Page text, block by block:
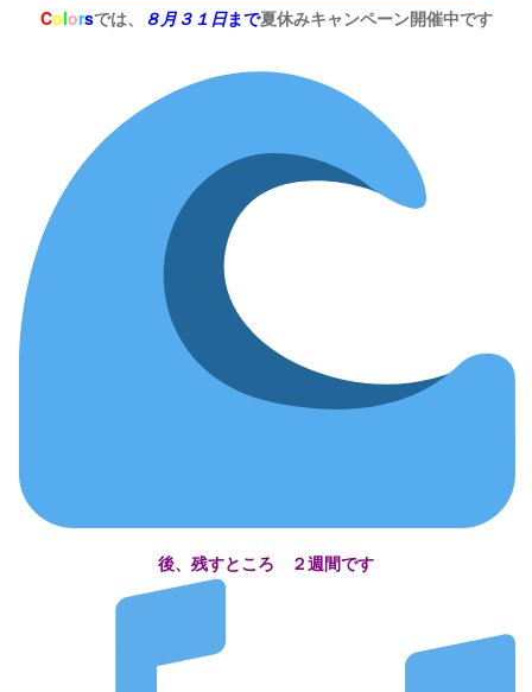
Colorsでは、 ８月３１日まで夏休みキャンペーン開催中です
後、残すところ ２週間です